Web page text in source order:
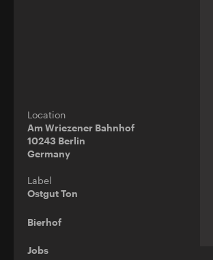
Location
Am Wriezener Bahnhof
10243 Berlin
Germany
Label
Ostgut Ton
Bierhof
Jobs